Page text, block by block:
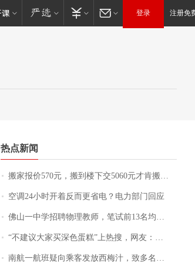
登录 注册免
热点新闻
搬家报价570元，搬到楼下交5060元才肯搬上楼！女子傻眼了……
空调24小时开着反而更省电？电力部门回应
佛山一中学招聘物理教师，笔试前13名均遭淘汰？教育局：已叫停招聘，成立调查组全面核查
“不建议大家买深色蛋糕”上热搜，网友：天塌了！
南航一航班疑向乘客发放西梅汁，致多名乘客在飞行途中排队上厕所！乘客：机上100多人只有2个厕所；客服回应：并非每架飞机都会发放西梅汁